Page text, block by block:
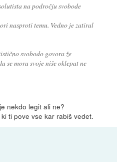
na področju svobode
nasproti temu. Vedno je zatiral
svobodo govora že
se mora svoje niše oklepat ne
nekdo legit ali ne?
ti pove vse kar rabiš vedet.